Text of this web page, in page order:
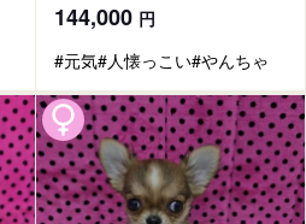
144,000 円
#元気#人懐っこい#やんちゃ